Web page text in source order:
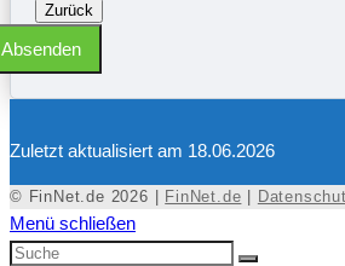
Zurück
Absenden
Zuletzt aktualisiert am 18.06.2026
© FinNet.de 2026 | FinNet.de
Menü schließen